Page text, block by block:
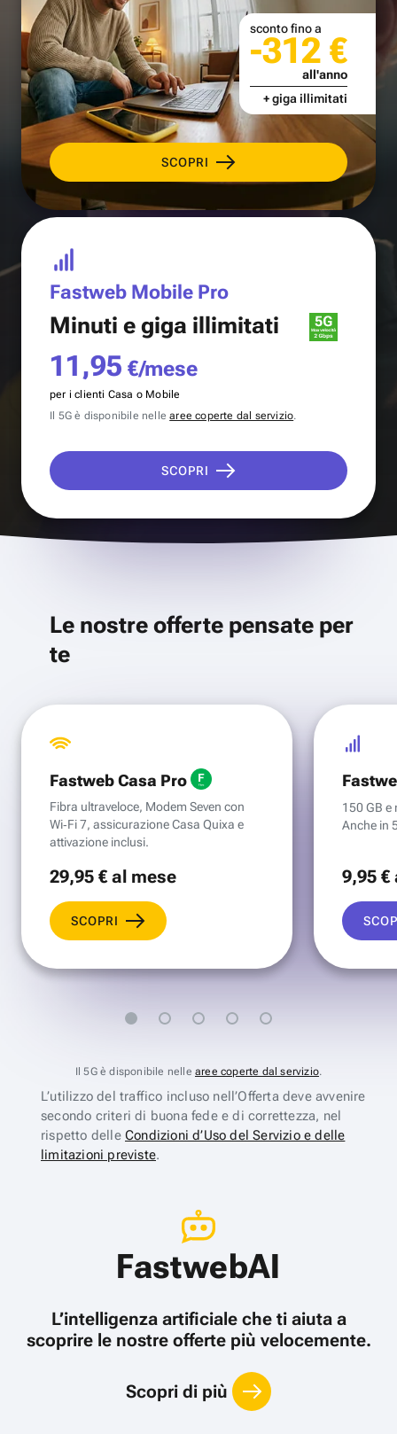
SCOPRI
sconto fino a
-312 €
all'anno
+ giga illimitati
Fastweb Mobile Pro
Minuti e giga illimitati
11,95 €/mese
per i clienti Casa o Mobile
Il 5G è disponibile nellearee coperte dal servizio.
SCOPRI
Le nostre offerte pensate per
te
Fastweb Casa Pro
Fibra ultraveloce, Modem Seven con
Wi‑Fi 7, assicurazione Casa Quixa e
attivazione inclusi.
29,95 €al mese
SCOPRI
150 GB e
Anche in
9,95 €
Il 5G è disponibile nelle aree coperte dal servizio.
L’utilizzo del traffico incluso nell’Offerta deve avvenire
secondo criteri di buona fede e di correttezza, nel
rispetto delle Condizioni d’Uso del Servizio e delle
limitazioni previste.
FastwebAI
L’intelligenza artificiale che ti aiuta a
scoprire le nostre offerte più velocemente.
Scopri di più